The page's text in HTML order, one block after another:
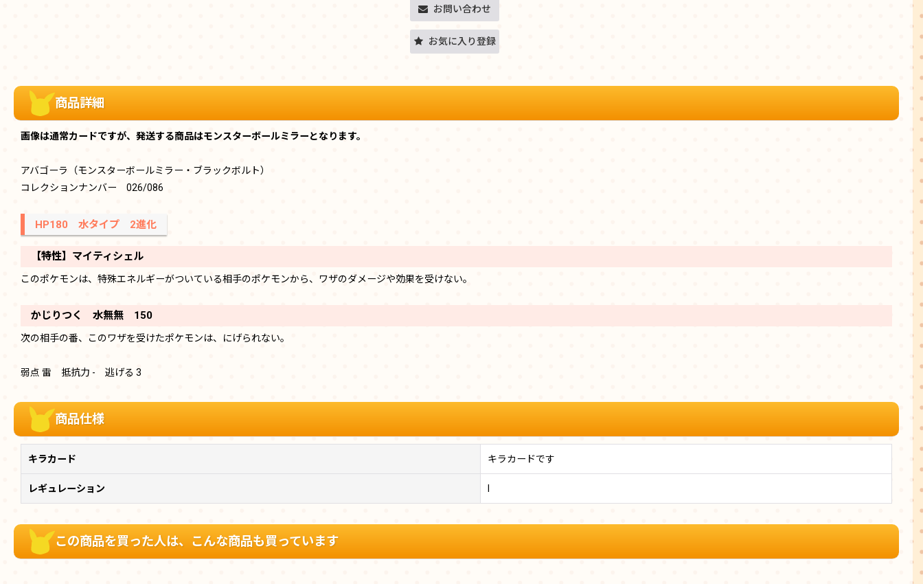
お問い合わせ
お気に入り登録
商品詳細
画像は通常カードですが、発送する商品はモンスターボールミラーとなります。
アバゴーラ（モンスターボールミラー・ブラックボルト）
コレクションナンバー 026/086
HP180 水タイプ 2進化
【特性】マイティシェル
このポケモンは、特殊エネルギーがついている相手のポケモンから、ワザのダメージや効果を受けない。
かじりつく 水無無 150
次の相手の番、このワザを受けたポケモンは、にげられない。
弱点 雷 抵抗力 - 逃げる 3
商品仕様
キラカード キラカードです
レギュレーション
この商品を買った人は、こんな商品も買っています